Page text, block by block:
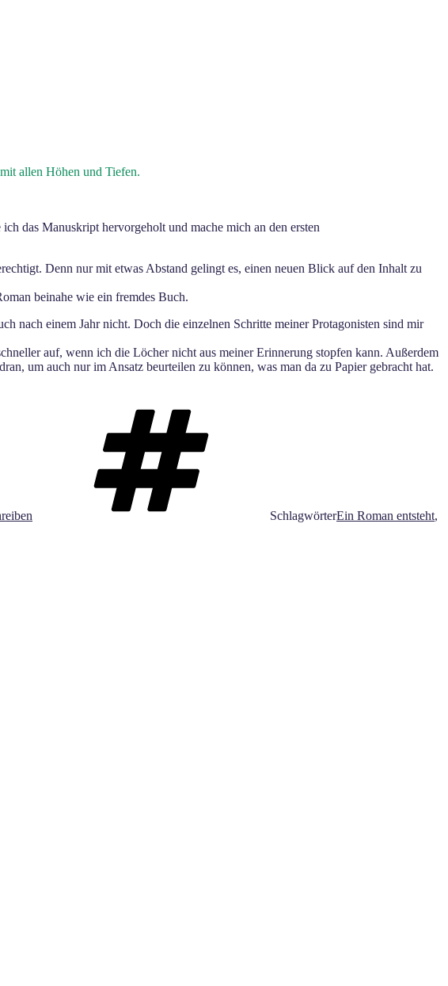
allen Höhen und Tiefen.
das Manuskript hervorgeholt und mache mich an den ersten
Denn nur mit etwas Abstand gelingt es, einen neuen Blick auf den Inhalt zu
beinahe wie ein fremdes Buch.
nach einem Jahr nicht. Doch die einzelnen Schritte meiner Protagonisten sind mir
auf, wenn ich die Löcher nicht aus meiner Erinnerung stopfen kann. Außerdem
um auch nur im Ansatz beurteilen zu können, was man da zu Papier gebracht hat.
SchlagwörterEin Roman entsteht,